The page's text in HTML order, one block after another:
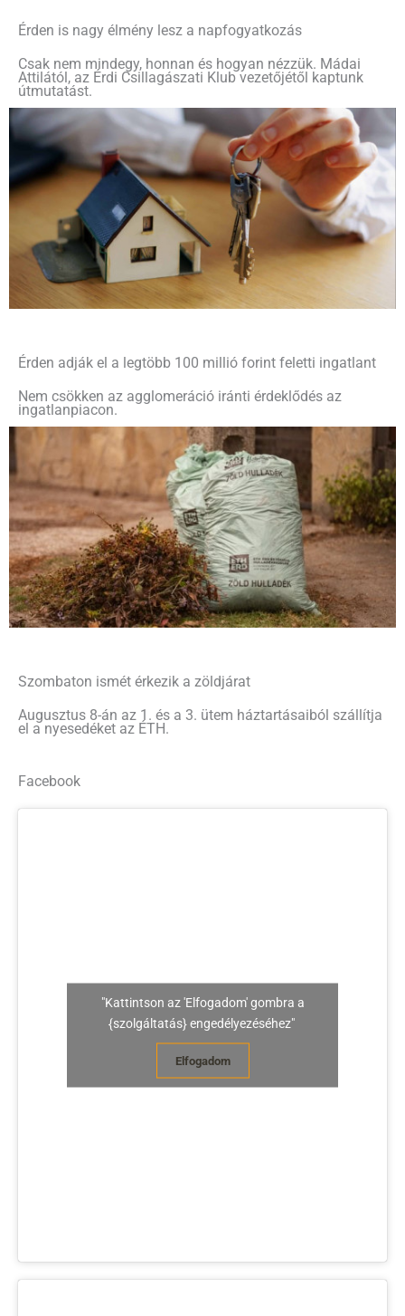
Érden is nagy élmény lesz a napfogyatkozás
Csak nem mindegy, honnan és hogyan nézzük. Mádai
Attilától, az Érdi Csillagászati Klub vezetőjétől kaptunk
útmutatást.
Érden adják el a legtöbb 100 millió forint feletti ingatlant
Nem csökken az agglomeráció iránti érdeklődés az
ingatlanpiacon.
Szombaton ismét érkezik a zöldjárat
Augusztus 8-án az 1. és a 3. ütem háztartásaiból szállítja
el a nyesedéket az ÉTH.
Facebook
"Kattintson az 'Elfogadom' gombra a
{szolgáltatás} engedélyezéséhez"
Elfogadom